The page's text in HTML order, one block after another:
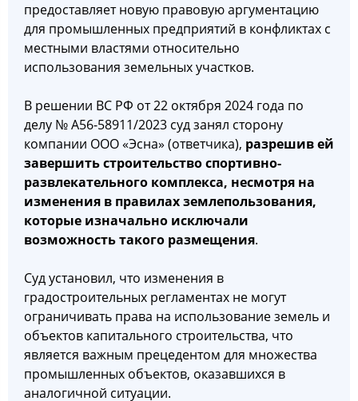
предоставляет новую правовую аргументацию
для промышленных предприятий в конфликтах с
местными властями относительно
использования земельных участков.
В решении ВС РФ от 22 октября 2024 года по
делу № А56-58911/2023 суд занял сторону
компании ООО «Эсна» (ответчика), разрешив ей
завершить строительство спортивно-
развлекательного комплекса, несмотря на
изменения в правилах землепользования,
которые изначально исключали
возможность такого размещения.
Суд установил, что изменения в
градостроительных регламентах не могут
ограничивать права на использование земель и
объектов капитального строительства, что
является важным прецедентом для множества
промышленных объектов, оказавшихся в
аналогичной ситуации.